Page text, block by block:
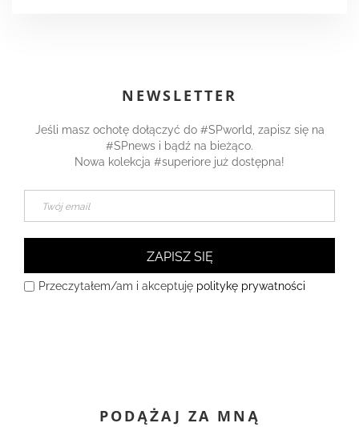
NEWSLETTER
Jeśli masz ochotę dołączyć do #SPworld, zapisz się na
#SPnews i bądź na bieżąco.
Nowa kolekcja #superiore już dostępna!
ZAPISZ SIĘ
Przeczytałem/am i akceptuję politykę prywatności
PODĄŻAJ ZA MNĄ